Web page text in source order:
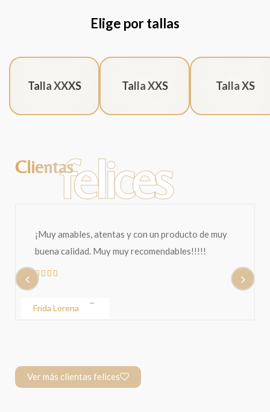
Elige por tallas
Talla XXXS Talla XXS Talla XS
felices
Clientas
Holaaa. Ya lo recibí, muchísimas gracias. Me
encantó! Sin duda alguna fue una excelente
compra. Gracias!
Ver más clientas felices